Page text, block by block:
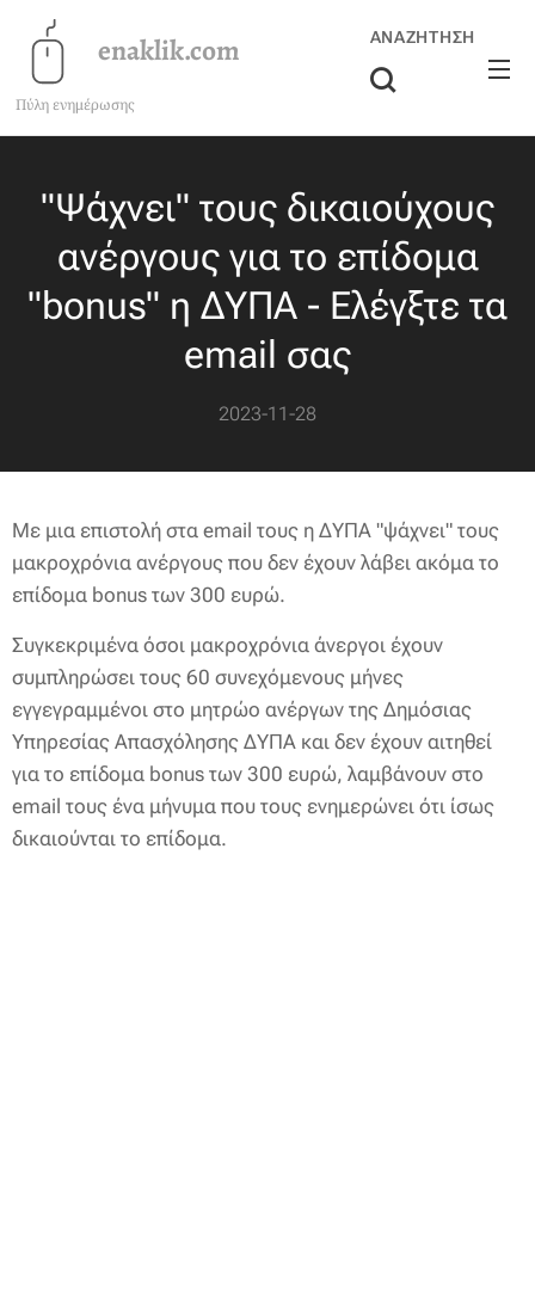
enaklik.com
Πύλη ενημέρωσης
ΑΝΑΖΉΤΗΣΗ
"Ψάχνει" τους δικαιούχους
ανέργους για το επίδομα
"bonus" η ΔΥΠΑ - Ελέγξτε τα
email σας
2023-11-28
Με μια επιστολή στα email τους η ΔΥΠΑ "ψάχνει" τους
μακροχρόνια ανέργους που δεν έχουν λάβει ακόμα το
επίδομα bonus των 300 ευρώ.
Συγκεκριμένα όσοι μακροχρόνια άνεργοι έχουν
συμπληρώσει τους 60 συνεχόμενους μήνες
εγγεγραμμένοι στο μητρώο ανέργων της Δημόσιας
Υπηρεσίας Απασχόλησης ΔΥΠΑ και δεν έχουν αιτηθεί
για το επίδομα bonus των 300 ευρώ, λαμβάνουν στο
email τους ένα μήνυμα που τους ενημερώνει ότι ίσως
δικαιούνται το επίδομα.